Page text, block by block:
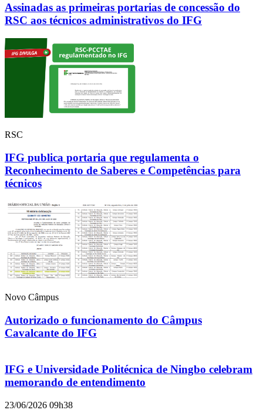
Assinadas as primeiras portarias de concessão do
RSC aos técnicos administrativos do IFG
RSC
IFG publica portaria que regulamenta o
Reconhecimento de Saberes e Competências para
técnicos
Novo Câmpus
Autorizado o funcionamento do Câmpus
Cavalcante do IFG
IFG e Universidade Politécnica de Ningbo celebram
memorando de entendimento
23/06/2026 09h38